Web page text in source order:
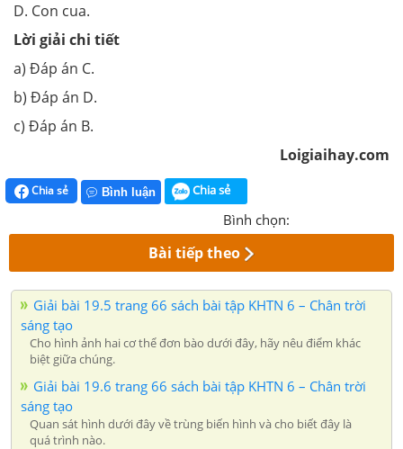
D. Con cua.
Lời giải chi tiết
a) Đáp án C.
b) Đáp án D.
c) Đáp án B.
Loigiaihay.com
Chia sẻ Bình luận Chia sẻ
Bình chọn:
Bài tiếp theo
Giải bài 19.5 trang 66 sách bài tập KHTN 6 – Chân trời
sáng tạo
Cho hình ảnh hai cơ thể đơn bào dưới đây, hãy nêu điểm khác
biệt giữa chúng.
Giải bài 19.6 trang 66 sách bài tập KHTN 6 – Chân trời
sáng tạo
Quan sát hình dưới đây về trùng biến hình và cho biết đây là
quá trình nào.